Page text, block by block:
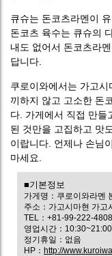
큐슈는 돈코츠라멘이
돈코츠 육수는 큐슈의
내도 없어서 돈코츠라
답니다.
쿠로이와에서는 가고
끼하지 않고 고소한 돈
다. 가게에서 직접 만들
된 것만을 고집하고 맛
이랍니다. 언제나 손님
마세요.
■기본정보
가게명：쿠로이와라멘
주소：가고시마현 가고
TEL：+81-99-222-4808
영업시간：10:30~21:00
정기휴일：없음
HP： http://